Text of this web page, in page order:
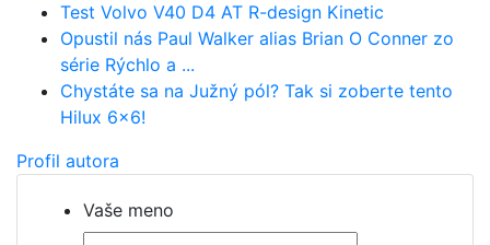
Test Volvo V40 D4 AT R-design Kinetic
Opustil nás Paul Walker alias Brian O Conner zo
série Rýchlo a ...
Chystáte sa na Južný pól? Tak si zoberte tento
Hilux 6x6!
Profil autora
Vaše meno